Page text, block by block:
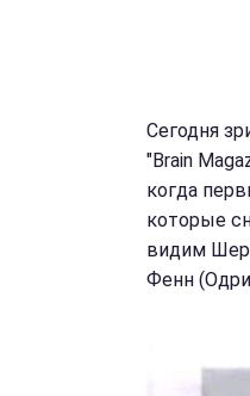
Сегодня
"Brain
когда
которые
видим
Фенн